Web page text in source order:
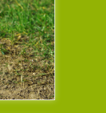
en
is niet
graag bij!